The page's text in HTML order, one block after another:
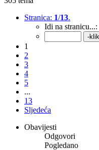
Stranica: 1/13.
Idi na stranicu...:
1
2
3
4
5
...
13
Sljedeća
Obavijesti
Odgovori
Pogledano